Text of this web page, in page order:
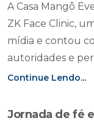
A Casa Mangô
ZK Face Clinic,
mídia e contou
autoridades e
Continue Lendo...
Jornada de fé